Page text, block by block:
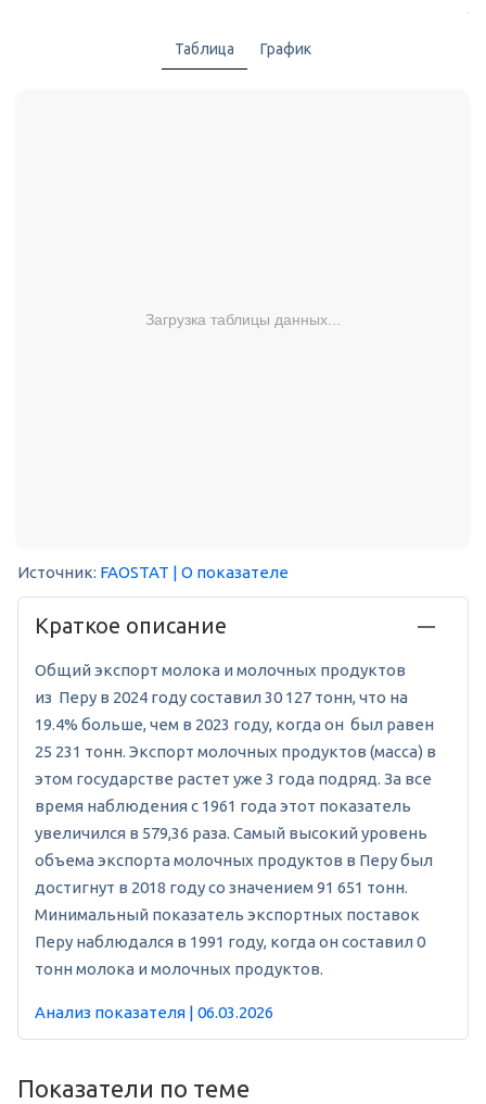
Таблица График
Загрузка таблицы данных...
Источник: FAOSTAT | О показателе
Краткое описание
Общий экспорт молока и молочных продуктов
из Перу в 2024 году составил 30 127 тонн, что на
19.4% больше, чем в 2023 году, когда он был равен
25 231 тонн. Экспорт молочных продуктов (масса) в
этом государстве растет уже 3 года подряд. За все
время наблюдения с 1961 года этот показатель
увеличился в 579,36 раза. Самый высокий уровень
объема экспорта молочных продуктов в Перу был
достигнут в 2018 году со значением 91 651 тонн.
Минимальный показатель экспортных поставок
Перу наблюдался в 1991 году, когда он составил 0
тонн молока и молочных продуктов.
Анализ показателя | 06.03.2026
Показатели по теме